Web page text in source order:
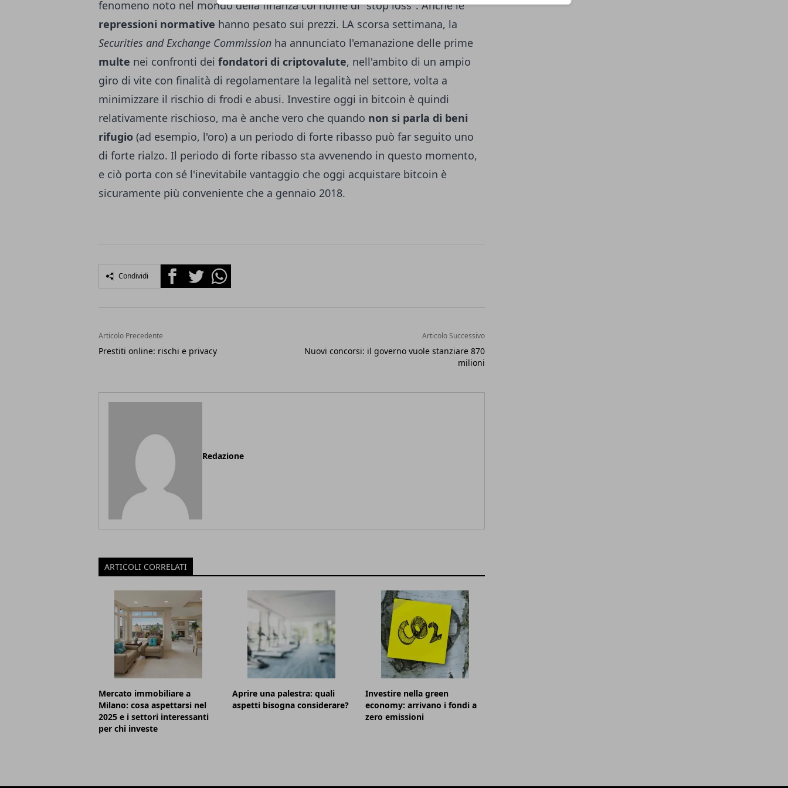
fenomeno noto nel mondo della finanza col nome di "stop loss". Anche le
repressioni normative hanno pesato sui prezzi. LA scorsa settimana, la
Securities and Exchange Commission ha annunciato l'emanazione delle prime
multe nei confronti dei fondatori di criptovalute, nell'ambito di un ampio
giro di vite con finalità di regolamentare la legalità nel settore, volta a
minimizzare il rischio di frodi e abusi. Investire oggi in bitcoin è quindi
relativamente rischioso, ma è anche vero che quando non si parla di beni
rifugio (ad esempio, l'oro) a un periodo di forte ribasso può far seguito uno
di forte rialzo. Il periodo di forte ribasso sta avvenendo in questo momento,
e ciò porta con sé l'inevitabile vantaggio che oggi acquistare bitcoin è
sicuramente più conveniente che a gennaio 2018.
Condividi FacebookTwitterWhatsapp
Articolo Precedente
Prestiti online: rischi e privacy
Articolo Successivo
Nuovi concorsi: il governo vuole stanziare 870
milioni
Redazione
ARTICOLI CORRELATI
Mercato immobiliare a
Milano: cosa aspettarsi nel
2025 e i settori interessanti
per chi investe
Aprire una palestra: quali
aspetti bisogna considerare?
Investire nella green
economy: arrivano i fondi a
zero emissioni